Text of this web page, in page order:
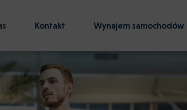
Kontakt Wynajem samochodów